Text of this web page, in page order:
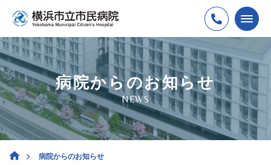
病院からのお知らせ
NEWS
病院からのお知らせ